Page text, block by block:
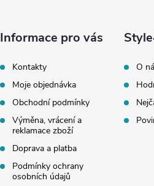
Informace pro vás
Kontakty
Moje objednávka
Obchodní podmínky
Výměna, vrácení a
reklamace zboží
Doprava a platba
Podmínky ochrany
osobních údajů
O